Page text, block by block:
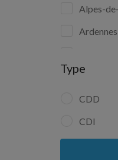
Alpes-
Ardennes
Aude
Aveyron
Bas-Rhin
Type
CDD
CDI